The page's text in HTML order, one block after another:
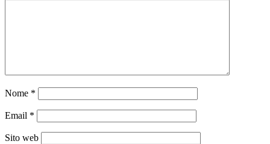
Nome *
Email *
Sito web